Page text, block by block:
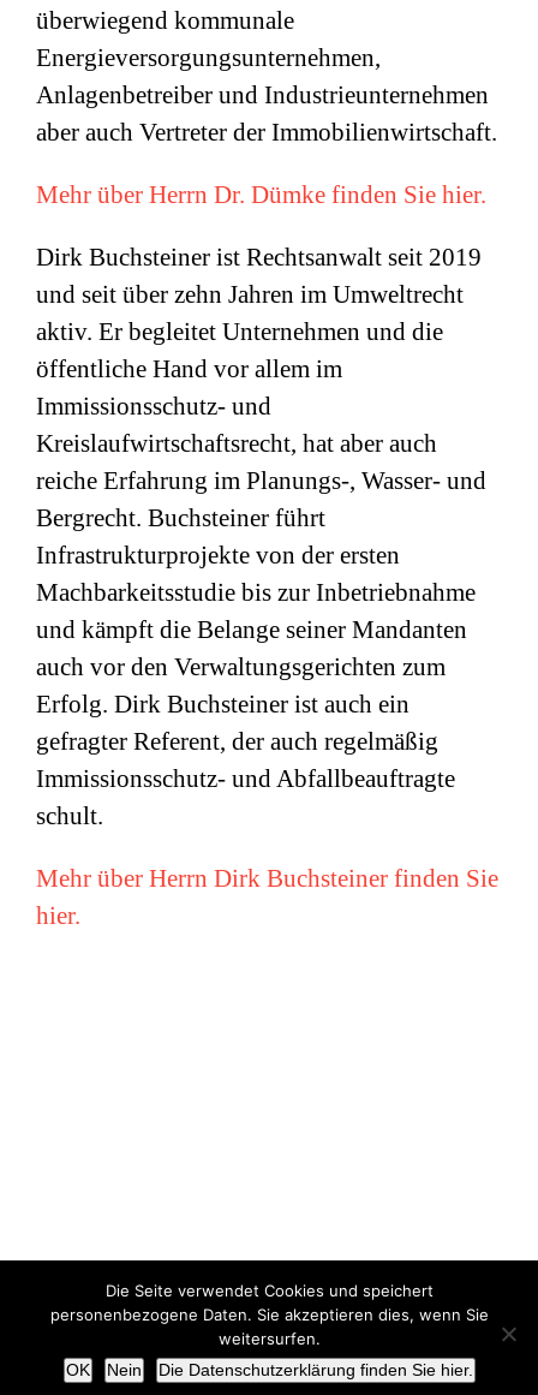
überwiegend kommunale
Energieversorgungsunternehmen,
Anlagenbetreiber und Industrieunternehmen
aber auch Vertreter der Immobilienwirtschaft.
Mehr über Herrn Dr. Dümke finden Sie hier.
Dirk Buchsteiner ist Rechtsanwalt seit 2019
und seit über zehn Jahren im Umweltrecht
aktiv. Er begleitet Unternehmen und die
öffentliche Hand vor allem im
Immissionsschutz- und
Kreislaufwirtschaftsrecht, hat aber auch
reiche Erfahrung im Planungs-, Wasser- und
Bergrecht. Buchsteiner führt
Infrastrukturprojekte von der ersten
Machbarkeitsstudie bis zur Inbetriebnahme
und kämpft die Belange seiner Mandanten
auch vor den Verwaltungsgerichten zum
Erfolg. Dirk Buchsteiner ist auch ein
gefragter Referent, der auch regelmäßig
Immissionsschutz- und Abfallbeauftragte
schult.
Mehr über Herrn Dirk Buchsteiner finden Sie
hier.
Copyright © Miriam Vollmer 2018-2022 |Impressum|Datenschutz
X
Die Seite verwendet Cookies und speichert
personenbezogene Daten. Sie akzeptieren dies, wenn Sie
weitersurfen.
OK
Nein Die Datenschutzerklärung finden Sie hier.